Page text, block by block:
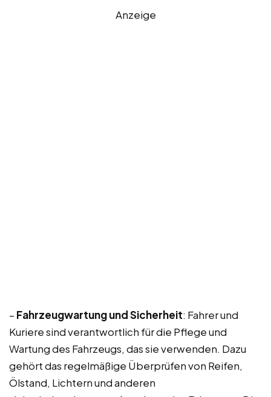
Anzeige
– Fahrzeugwartung und Sicherheit: Fahrer und
Kuriere sind verantwortlich für die Pflege und
Wartung des Fahrzeugs, das sie verwenden. Dazu
gehört das regelmäßige Überprüfen von Reifen,
Ölstand, Lichtern und anderen